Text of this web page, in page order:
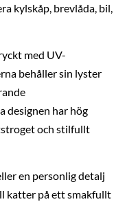
kylskåp, brevlåda, bil,
med UV-
behåller sin lyster
designen har hög
och stilfullt
en personlig detalj
katter på ett smakfullt